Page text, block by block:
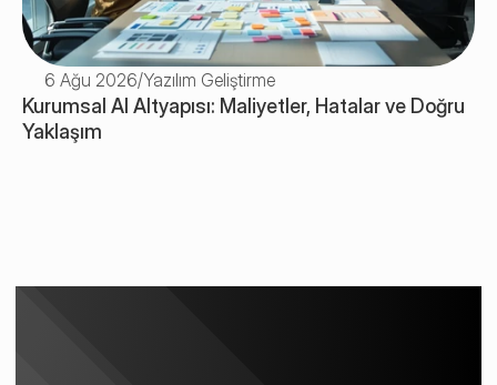
6 Ağu 2026/Yazılım Geliştirme
Kurumsal AI Altyapısı: Maliyetler, Hatalar ve Doğru
Yaklaşım